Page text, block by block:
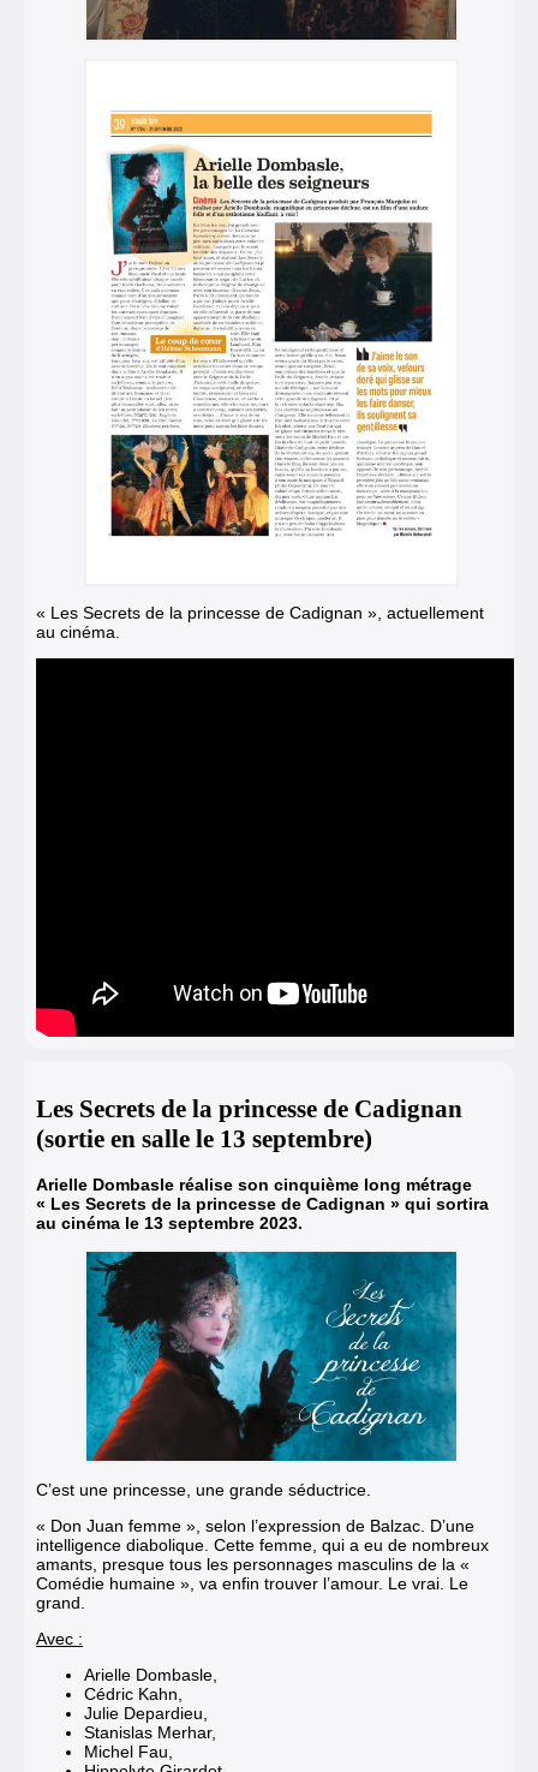
« Les Secrets de la princesse de Cadignan », actuellement
au cinéma.
Les Secrets de la princesse de Cadignan
(sortie en salle le 13 septembre)
Arielle Dombasle réalise son cinquième long métrage
« Les Secrets de la princesse de Cadignan » qui sortira
au cinéma le 13 septembre 2023.
C’est une princesse, une grande séductrice.
« Don Juan femme », selon l’expression de Balzac. D’une
intelligence diabolique. Cette femme, qui a eu de nombreux
amants, presque tous les personnages masculins de la «
Comédie humaine », va enfin trouver l’amour. Le vrai. Le
grand.
Avec :
Arielle Dombasle,
Cédric Kahn,
Julie Depardieu,
Stanislas Merhar,
Michel Fau,